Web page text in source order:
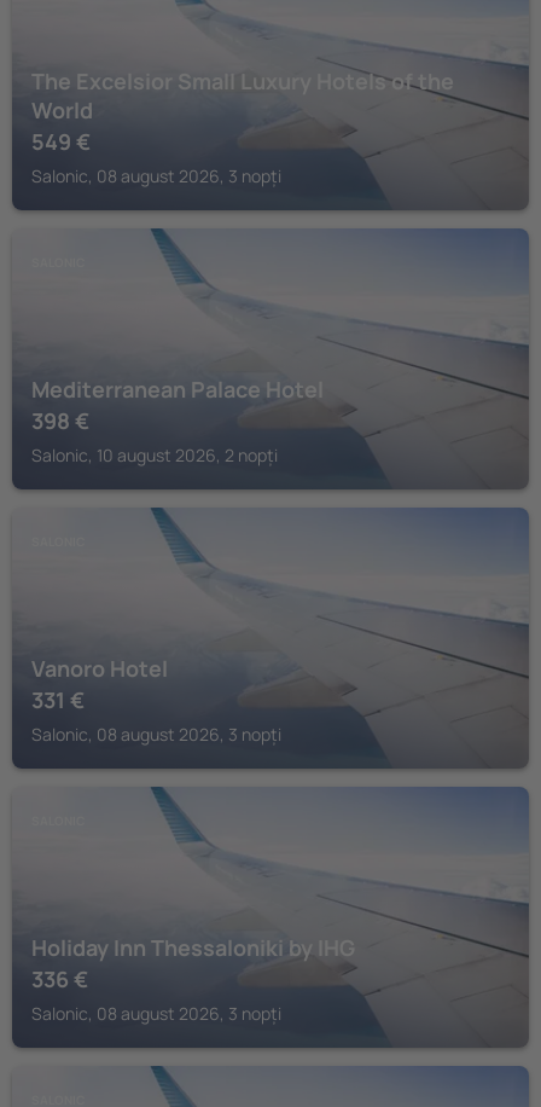
The Excelsior Small Luxury Hotels of the
World
549 €
Salonic, 08 august 2026, 3 nopți
Mediterranean Palace Hotel
398 €
Salonic, 10 august 2026, 2 nopți
Vanoro Hotel
331 €
Salonic, 08 august 2026, 3 nopți
Holiday Inn Thessaloniki by IHG
336 €
Salonic, 08 august 2026, 3 nopți